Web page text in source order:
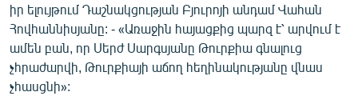
«Ազատության» բոլոր կայքերը
իր ելույթում Դաշնակցության Բյուրոյի անդամ Վահան
Հովհաննիսյանը: - «Առաջին հայացքից պարզ է՝ արվում է
ամեն բան, որ Սերժ Սարգսյանը Թուրքիա գնալուց
չհրաժարվի, Թուրքիայի աճող հեղինակությանը վնաս
չհասցնի»: